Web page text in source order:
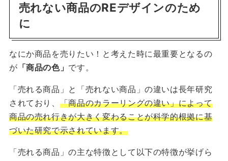
売れない商品のREデザインのため
に
なにか商品を売りたい！と考えた時に最重要となるの
が 「商品の色」 です。
「売れる商品」と「売れない商品」の違いは長年研究
されており、 「商品のカラーリングの違い」によって
商品の売れ行きが大きく変わることが科学的根拠に基
づいた研究で示されています。
「売れる商品」の主な特徴として以下の特徴が挙げら